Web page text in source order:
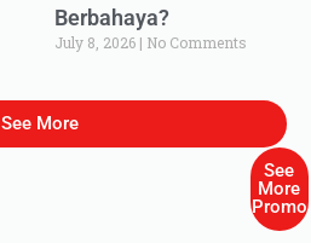
Berbahaya?
July 8, 2026 No Comments
See More
See
More
Promo